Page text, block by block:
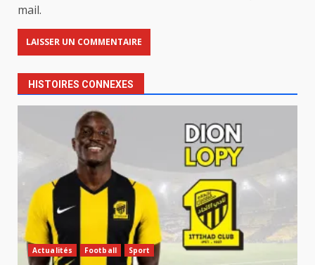
mail.
HISTOIRES CONNEXES
Actualités Football Sport